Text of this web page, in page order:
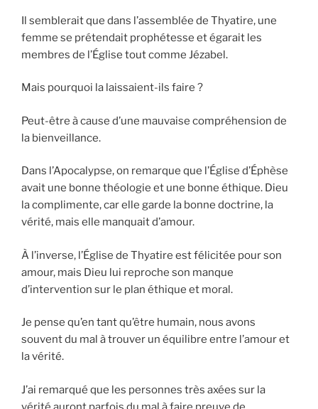
Il semblerait que dans l’assemblée de Thyatire, une
femme se prétendait prophétesse et égarait les
membres de l’Église tout comme Jézabel.
Mais pourquoi la laissaient-ils faire ?
Peut-être à cause d’une mauvaise compréhension de
la bienveillance.
Dans l’Apocalypse, on remarque que l’Église d’Éphèse
avait une bonne théologie et une bonne éthique. Dieu
la complimente, car elle garde la bonne doctrine, la
vérité, mais elle manquait d’amour.
À l’inverse, l’Église de Thyatire est félicitée pour son
amour, mais Dieu lui reproche son manque
d’intervention sur le plan éthique et moral.
Je pense qu’en tant qu’être humain, nous avons
souvent du mal à trouver un équilibre entre l’amour et
la vérité.
J’ai remarqué que les personnes très axées sur la